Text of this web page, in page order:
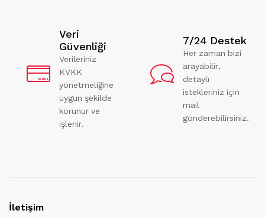
Veri
Güvenliği
Verileriniz
KVKK
yönetmeliğine
uygun şekilde
korunur ve
işlenir.
7/24 Destek
Her zaman bizi
arayabilir,
detaylı
istekleriniz için
mail
gönderebilirsiniz.
İletişim